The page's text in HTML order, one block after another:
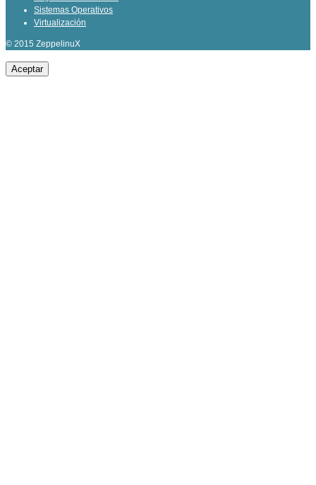
Sistemas Operativos
Virtualización
© 2015 ZeppelinuX
Aceptar